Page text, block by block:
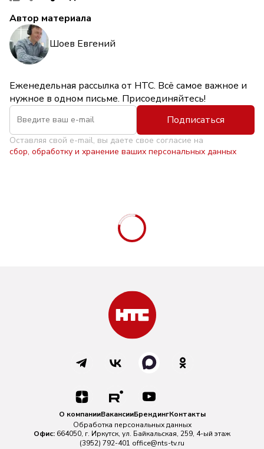
Автор материала
Шоев Евгений
Еженедельная рассылка от НТС. Всё самое важное и
нужное в одном письме. Присоединяйтесь!
Подписаться
Оставляя свой e-mail, вы даете свое согласие на
сбор, обработку и хранение ваших персональных данных
О компанииВакансииБрендингКонтакты
Обработка персональных данных
Офис: 664050, г. Иркутск, ул. Байкальская, 259, 4-ый этаж
(3952) 792-401 office@nts-tv.ru